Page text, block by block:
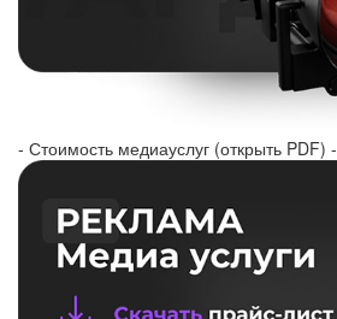
- Стоимость медиауслуг (открыть PDF) -